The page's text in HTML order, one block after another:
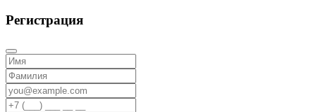
Регистрация